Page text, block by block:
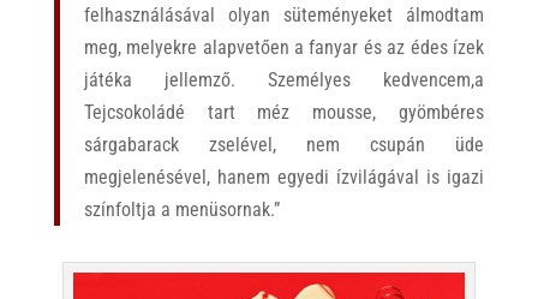
felhasználásával olyan süteményeket álmodtam
meg, melyekre alapvetően a fanyar és az édes ízek
játéka jellemző. Személyes kedvencem,a
Tejcsokoládé tart méz mousse, gyömbéres
sárgabarack zselével, nem csupán üde
megjelenésével, hanem egyedi ízvilágával is igazi
színfoltja a menüsornak.”